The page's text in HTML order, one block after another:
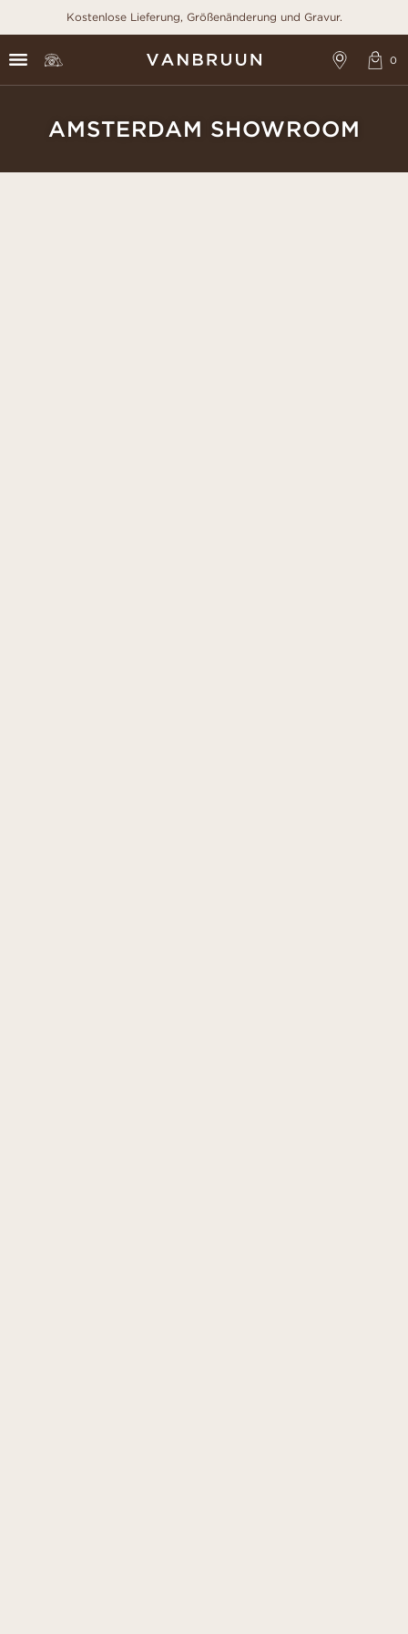
Kostenlose Lieferung, Größenänderung und Gravur.
AMSTERDAM SHOWROOM